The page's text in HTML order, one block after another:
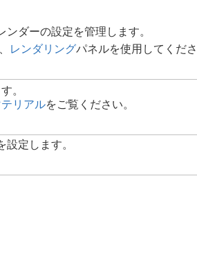
ダーの設定を管理します。
レンダリングパネルを使用してくださ
。
リアルをご覧ください。
定します。